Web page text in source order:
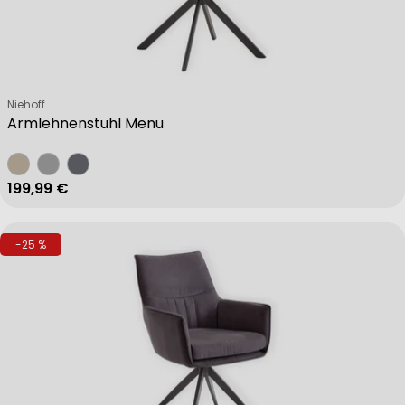
Armlehnenstuhl Menu
Verkäufer:
Niehoff
Regulärer Preis
199,99 €
-25 %